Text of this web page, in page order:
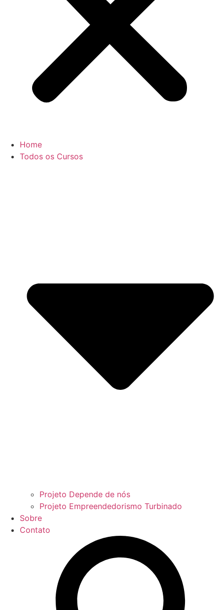
Home
Todos os Cursos
Projeto Depende de nós
Projeto Empreendedorismo Turbinado
Sobre
Contato